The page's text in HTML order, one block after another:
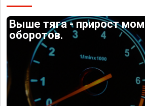
Выше тяга - прирост
оборотов.